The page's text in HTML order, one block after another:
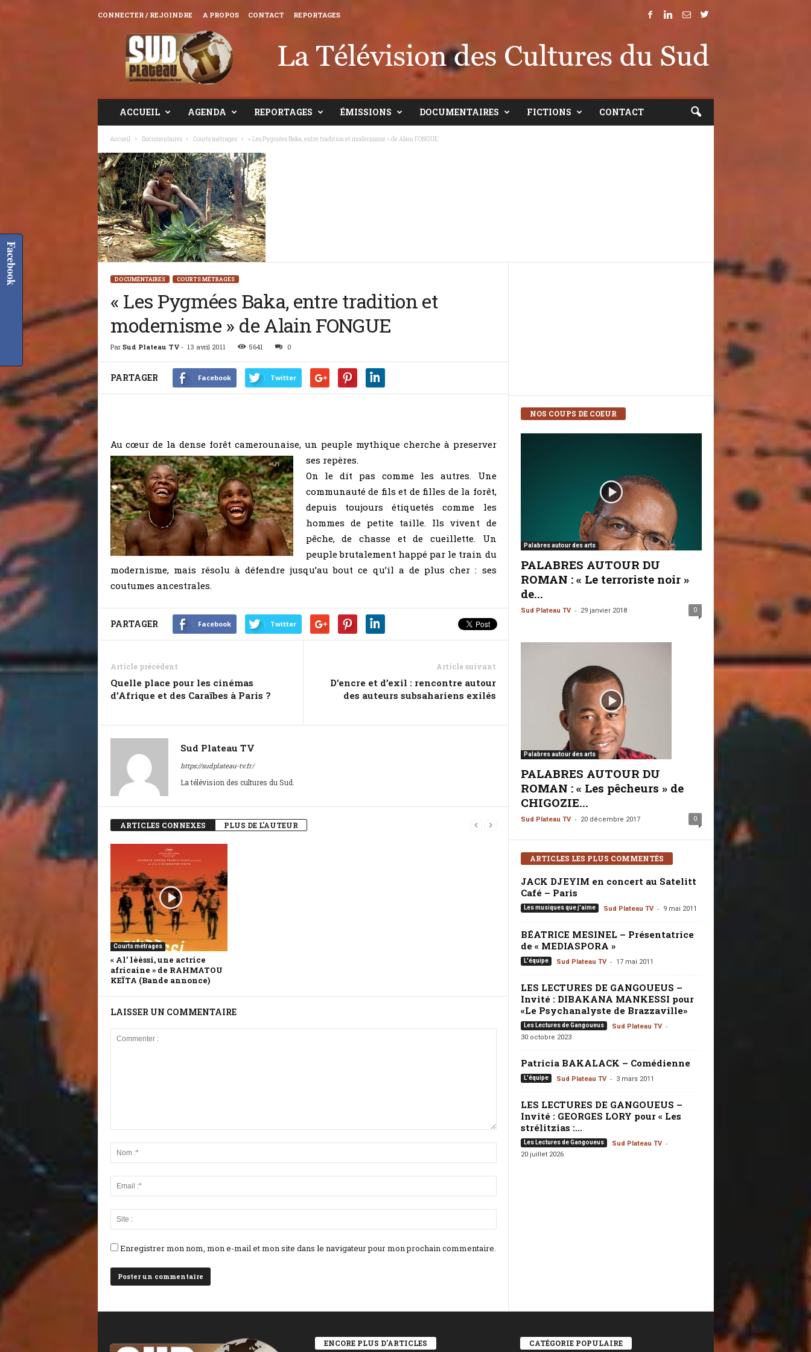
CONNECTER / REJOINDRE A PROPOS CONTACT REPORTAGES
ACCUEIL AGENDA REPORTAGES ÉMISSIONS DOCUMENTAIRES FICTIONS CONTACT
Accueil Documentaires Courts métrages « Les Pygmées Baka, entre tradition et modernisme » de Alain FONGUE
DOCUMENTAIRES COURTS MÉTRAGES
« Les Pygmées Baka, entre tradition et
modernisme » de Alain FONGUE
Par Sud Plateau TV- 13 avril 2011 5641 0
PARTAGER Facebook Twitter
Au cœur de la dense forêt camerounaise, un peuple mythique cherche à preserver
ses repères.
On le dit pas comme les autres. Une
communauté de fils et de filles de la forêt,
depuis toujours étiquetés comme les
hommes de petite taille. Ils vivent de
pêche, de chasse et de cueillette. Un
peuple brutalement happé par le train du
modernisme, mais résolu à défendre jusqu’au bout ce qu’il a de plus cher : ses
coutumes ancestrales.
PARTAGER Facebook Twitter
Article précédent
Quelle place pour les cinémas
d’Afrique et des Caraïbes à Paris ?
Article suivant
D’encre et d’exil : rencontre autour
des auteurs subsahariens exilés
Sud Plateau TV
https://sudplateau-tv.fr/
La télévision des cultures du Sud.
ARTICLES CONNEXES PLUS DE L'AUTEUR
Courts métrages
« Al’ lèèssi, une actrice
africaine » de RAHMATOU
KEÏTA (Bande annonce)
LAISSER UN COMMENTAIRE
Enregistrer mon nom, mon e-mail et mon site dans le navigateur pour mon prochain commentaire.
NOS COUPS DE COEUR
Palabres autour des arts
PALABRES AUTOUR DU
ROMAN : « Le terroriste noir »
de...
Sud Plateau TV - 29 janvier 2018 0
Palabres autour des arts
PALABRES AUTOUR DU
ROMAN : « Les pêcheurs » de
CHIGOZIE...
Sud Plateau TV - 20 décembre 2017 0
ARTICLES LES PLUS COMMENTÉS
JACK DJEYIM en concert au Satelitt
Café – Paris
Les musiques que j'aime Sud Plateau TV - 9 mai 2011
BÉATRICE MESINEL – Présentatrice
de « MEDIASPORA »
L'équipe Sud Plateau TV - 17 mai 2011
LES LECTURES DE GANGOUEUS –
Invité : DIBAKANA MANKESSI pour
«Le Psychanalyste de Brazzaville»
Les Lectures de Gangoueus Sud Plateau TV -
30 octobre 2023
Patricia BAKALACK – Comédienne
L'équipe Sud Plateau TV - 3 mars 2011
LES LECTURES DE GANGOUEUS –
Invité : GEORGES LORY pour « Les
strélitzias :...
Les Lectures de Gangoueus Sud Plateau TV -
20 juillet 2026
ENCORE PLUS D'ARTICLES CATÉGORIE POPULAIRE
Facebook